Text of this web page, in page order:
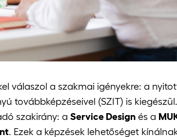
válaszol a szakmai igényekre: a
továbbképzéseivel (SZIT) is
szakirány: a Service Design és a
. Ezek a képzések lehetőséget